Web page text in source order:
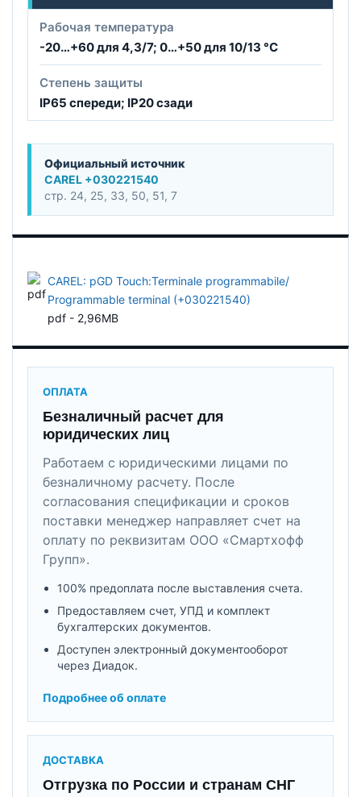
Рабочая температура
-20…+60 для 4,3/7; 0…+50 для 10/13 °C
Степень защиты
IP65 спереди; IP20 сзади
Официальный источник
CAREL +030221540
стр. 24, 25, 33, 50, 51, 7
CAREL: pGD Touch:Terminale programmabile/
Programmable terminal (+030221540)
pdf - 2,96MB
ОПЛАТА
Безналичный расчет для
юридических лиц
Работаем с юридическими лицами по
безналичному расчету. После
согласования спецификации и сроков
поставки менеджер направляет счет на
оплату по реквизитам ООО «Смартхофф
Групп».
100% предоплата после выставления счета.
Предоставляем счет, УПД и комплект
бухгалтерских документов.
Доступен электронный документооборот
через Диадок.
Подробнее об оплате
ДОСТАВКА
Отгрузка по России и странам СНГ